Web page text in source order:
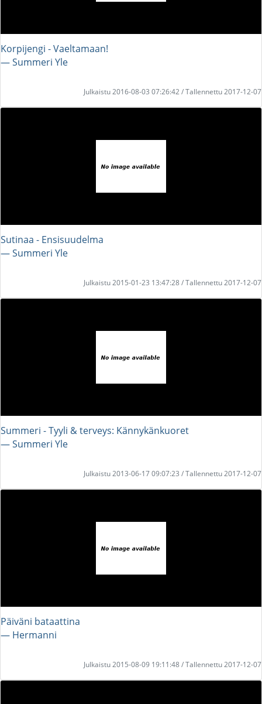
Korpijengi - Vaeltamaan!
― Summeri Yle
Julkaistu 2016-08-03 07:26:42 / Tallennettu 2017-12-07
Sutinaa - Ensisuudelma
― Summeri Yle
Julkaistu 2015-01-23 13:47:28 / Tallennettu 2017-12-07
Summeri - Tyyli & terveys: Kännykänkuoret
― Summeri Yle
Julkaistu 2013-06-17 09:07:23 / Tallennettu 2017-12-07
Päiväni bataattina
― Hermanni
Julkaistu 2015-08-09 19:11:48 / Tallennettu 2017-12-07